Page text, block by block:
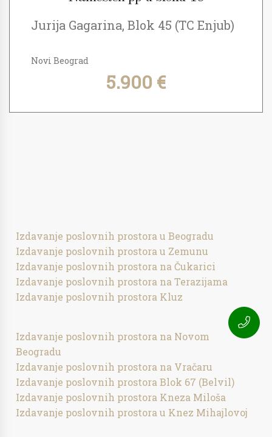
Jurija Gagarina, Blok 45 (TC Enjub)
Novi Beograd
5.900 €
Izdavanje poslovnih prostora u Beogradu
Izdavanje poslovnih prostora u Zemunu
Izdavanje poslovnih prostora na Čukarici
Izdavanje poslovnih prostora na Terazijama
Izdavanje poslovnih prostora Kluz
Izdavanje poslovnih prostora na Novom
Beogradu
Izdavanje poslovnih prostora na Vračaru
Izdavanje poslovnih prostora Blok 67 (Belvil)
Izdavanje poslovnih prostora Kneza Miloša
Izdavanje poslovnih prostora u Knez Mihajlovoj